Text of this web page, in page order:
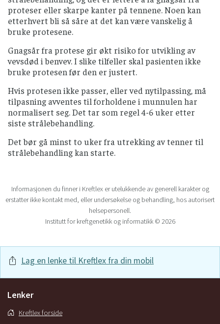
proteser eller skarpe kanter på tennene. Noen kan
etterhvert bli så såre at det kan være vanskelig å
bruke protesene.
Gnagsår fra protese gir økt risiko for utvikling av
vevsdød i benvev. I slike tilfeller skal pasienten ikke
bruke protesen før den er justert.
Hvis protesen ikke passer, eller ved nytilpassing, må
tilpasning avventes til forholdene i munnulen har
normalisert seg. Det tar som regel 4-6 uker etter
siste strålebehandling.
Det bør gå minst to uker fra utrekking av tenner til
strålebehandling kan starte.
Informasjonen du finner i Kreftlex er utelukkende av generell karakter og
erstatter ikke kontakt med, eller undersøkelse og behandling, hos autorisert
helsepersonell.
Institutt for kreftgenetikk og informatikk © 2026
Lag en lenke til Kreftlex fra din mobil
Lenker
Kreftlex forside